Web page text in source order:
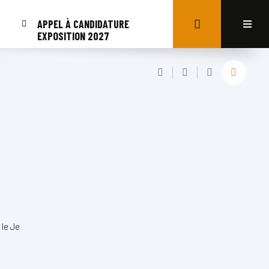
APPEL À CANDIDATURE
EXPOSITION 2027
Je